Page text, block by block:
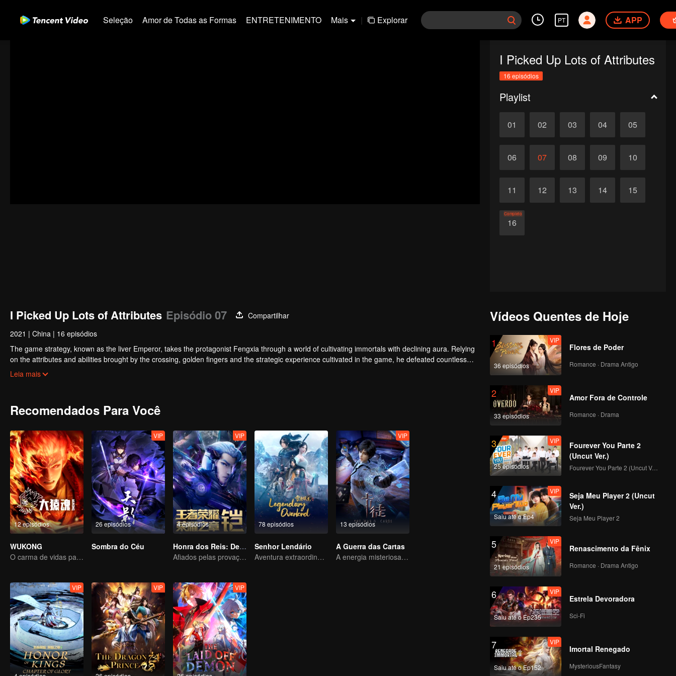
Seleção Amor de Todas as Formas ENTRETENIMENTO Mais | Explorar PT APP
I Picked Up Lots of Attributes
16 episódios
Playlist
01 02 03 04 05
06 07 08 09 10
11 12 13 14 15
16
Completo
I Picked Up Lots of Attributes Episódio 07
Compartilhar
2021 | China | 16 episódios
The game strategy, known as the liver Emperor, takes the protagonist Fengxia through a world of cultivating immortals with declining aura. Relying
on the attributes and abilities brought by the crossing, golden fingers and the strategic experience cultivated in the game, he defeated countless
powerful enemies along the way and gained countless skills. He first solved the internal and external troubles of Qianqiu Valley and defeated the
Leia mais
Recomendados Para Você
12 episódios
WUKONG
O carma de vidas passadas está destinado a destruir os céus.
26 episódios
VIP
Sombra do Céu
4 episódios
VIP
Honra dos Reis: Destino
Afiados pelas provações, prontos para enfrentar o destino
78 episódios
Senhor Lendário
Aventura extraordinária, um adolescente renascido da adversidade
13 episódios
VIP
A Guerra das Cartas
A energia misteriosa das cartas causou uma guerra, como Chen Mu lidou com isso?
VIP VIP VIP
Vídeos Quentes de Hoje
1
36 episódios
VIP
Flores de Poder
Romance · Drama Antigo
2
33 episódios
VIP
Amor Fora de Controle
Romance · Drama
3
25 episódios
VIP
Fourever You Parte 2
(Uncut Ver.)
Fourever You Parte 2 (Uncut Ver.)
4
Saiu até o Ep4
VIP
Seja Meu Player 2 (Uncut
Ver.)
Seja Meu Player 2
5
21 episódios
VIP
Renascimento da Fênix
Romance · Drama Antigo
6
Saiu até o Ep235
VIP
Estrela Devoradora
Sci-Fi
7
Saiu até o Ep152
VIP
Imortal Renegado
MysteriousFantasy